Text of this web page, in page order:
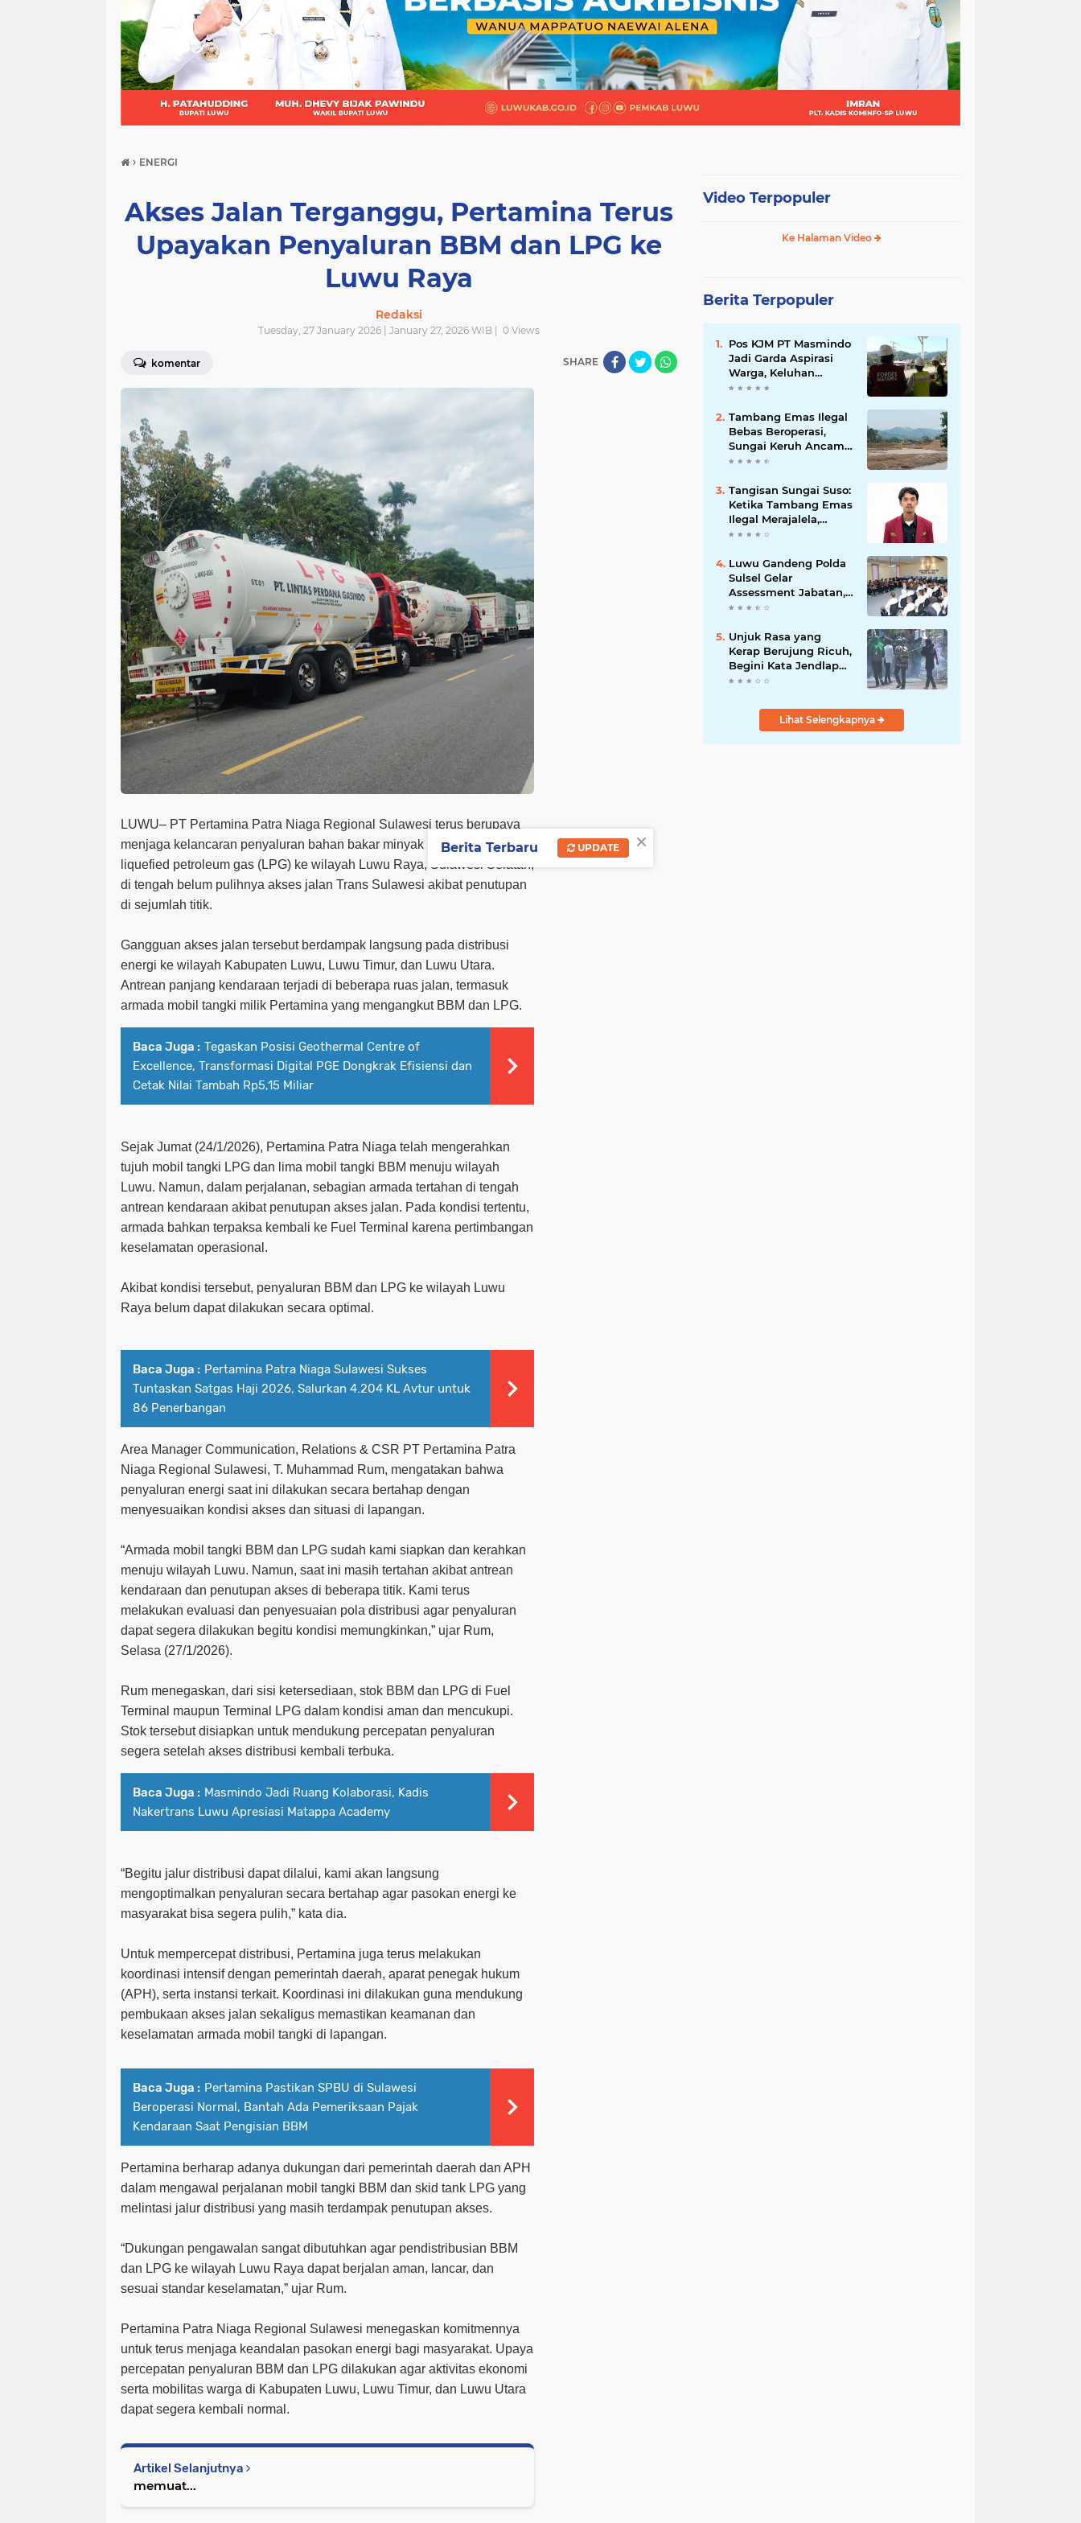
(21) (9) (7)
› ENERGI
Akses Jalan Terganggu, Pertamina Terus
Upayakan Penyaluran BBM dan LPG ke
Luwu Raya
Redaksi
Tuesday, 27 January 2026 | January 27, 2026 WIB | 0 Views
komentar SHARE
LUWU– PT Pertamina Patra Niaga Regional Sulawesi terus berupaya
menjaga kelancaran penyaluran bahan bakar minyak (BBM) dan
liquefied petroleum gas (LPG) ke wilayah Luwu Raya, Sulawesi Selatan,
di tengah belum pulihnya akses jalan Trans Sulawesi akibat penutupan
di sejumlah titik.
Gangguan akses jalan tersebut berdampak langsung pada distribusi
energi ke wilayah Kabupaten Luwu, Luwu Timur, dan Luwu Utara.
Antrean panjang kendaraan terjadi di beberapa ruas jalan, termasuk
armada mobil tangki milik Pertamina yang mengangkut BBM dan LPG.
Baca Juga : Tegaskan Posisi Geothermal Centre of
Excellence, Transformasi Digital PGE Dongkrak Efisiensi dan
Cetak Nilai Tambah Rp5,15 Miliar
Sejak Jumat (24/1/2026), Pertamina Patra Niaga telah mengerahkan
tujuh mobil tangki LPG dan lima mobil tangki BBM menuju wilayah
Luwu. Namun, dalam perjalanan, sebagian armada tertahan di tengah
antrean kendaraan akibat penutupan akses jalan. Pada kondisi tertentu,
armada bahkan terpaksa kembali ke Fuel Terminal karena pertimbangan
keselamatan operasional.
Akibat kondisi tersebut, penyaluran BBM dan LPG ke wilayah Luwu
Raya belum dapat dilakukan secara optimal.
Baca Juga : Pertamina Patra Niaga Sulawesi Sukses
Tuntaskan Satgas Haji 2026, Salurkan 4.204 KL Avtur untuk
86 Penerbangan
Area Manager Communication, Relations & CSR PT Pertamina Patra
Niaga Regional Sulawesi, T. Muhammad Rum, mengatakan bahwa
penyaluran energi saat ini dilakukan secara bertahap dengan
menyesuaikan kondisi akses dan situasi di lapangan.
“Armada mobil tangki BBM dan LPG sudah kami siapkan dan kerahkan
menuju wilayah Luwu. Namun, saat ini masih tertahan akibat antrean
kendaraan dan penutupan akses di beberapa titik. Kami terus
melakukan evaluasi dan penyesuaian pola distribusi agar penyaluran
dapat segera dilakukan begitu kondisi memungkinkan,” ujar Rum,
Selasa (27/1/2026).
Rum menegaskan, dari sisi ketersediaan, stok BBM dan LPG di Fuel
Terminal maupun Terminal LPG dalam kondisi aman dan mencukupi.
Stok tersebut disiapkan untuk mendukung percepatan penyaluran
segera setelah akses distribusi kembali terbuka.
Baca Juga : Masmindo Jadi Ruang Kolaborasi, Kadis
Nakertrans Luwu Apresiasi Matappa Academy
“Begitu jalur distribusi dapat dilalui, kami akan langsung
mengoptimalkan penyaluran secara bertahap agar pasokan energi ke
masyarakat bisa segera pulih,” kata dia.
Untuk mempercepat distribusi, Pertamina juga terus melakukan
koordinasi intensif dengan pemerintah daerah, aparat penegak hukum
(APH), serta instansi terkait. Koordinasi ini dilakukan guna mendukung
pembukaan akses jalan sekaligus memastikan keamanan dan
keselamatan armada mobil tangki di lapangan.
Baca Juga : Pertamina Pastikan SPBU di Sulawesi
Beroperasi Normal, Bantah Ada Pemeriksaan Pajak
Kendaraan Saat Pengisian BBM
Pertamina berharap adanya dukungan dari pemerintah daerah dan APH
dalam mengawal perjalanan mobil tangki BBM dan skid tank LPG yang
melintasi jalur distribusi yang masih terdampak penutupan akses.
“Dukungan pengawalan sangat dibutuhkan agar pendistribusian BBM
dan LPG ke wilayah Luwu Raya dapat berjalan aman, lancar, dan
sesuai standar keselamatan,” ujar Rum.
Pertamina Patra Niaga Regional Sulawesi menegaskan komitmennya
untuk terus menjaga keandalan pasokan energi bagi masyarakat. Upaya
percepatan penyaluran BBM dan LPG dilakukan agar aktivitas ekonomi
serta mobilitas warga di Kabupaten Luwu, Luwu Timur, dan Luwu Utara
dapat segera kembali normal.
Artikel Selanjutnya
memuat...
Video Terpopuler
Ke Halaman Video
Berita Terpopuler
Pos KJM PT Masmindo
Jadi Garda Aspirasi
Warga, Keluhan
Ditangani Maksimal
Tambang Emas Ilegal
Bebas Beroperasi,
Sungai Keruh Ancam
Sawah dan Air Bersih
Tangisan Sungai Suso:
Ketika Tambang Emas
Ilegal Merajalela,
Negara Seolah
Luwu Gandeng Polda
Sulsel Gelar
Assessment Jabatan,
Perkuat Penempatan
Kompetensi
Unjuk Rasa yang
Kerap Berujung Ricuh,
Begini Kata Jendlap
API
Lihat Selengkapnya
×
Berita Terbaru UPDATE